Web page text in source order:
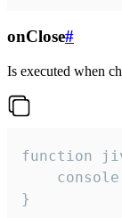
onClose#
Is executed when
function
}